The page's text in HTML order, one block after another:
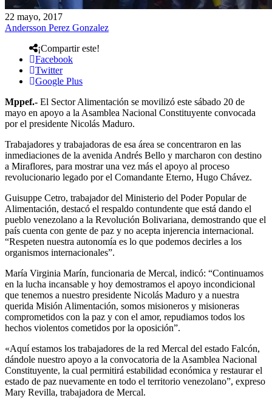
22 mayo, 2017
Andersson Perez Gonzalez
¡Compartir este!
Facebook
Twitter
Google Plus
Mppef.- El Sector Alimentación se movilizó este sábado 20 de
mayo en apoyo a la Asamblea Nacional Constituyente convocada
por el presidente Nicolás Maduro.
Trabajadores y trabajadoras de esa área se concentraron en las
inmediaciones de la avenida Andrés Bello y marcharon con destino
a Miraflores, para mostrar una vez más el apoyo al proceso
revolucionario legado por el Comandante Eterno, Hugo Chávez.
Guisuppe Cetro, trabajador del Ministerio del Poder Popular de
Alimentación, destacó el respaldo contundente que está dando el
pueblo venezolano a la Revolución Bolivariana, demostrando que el
país cuenta con gente de paz y no acepta injerencia internacional.
“Respeten nuestra autonomía es lo que podemos decirles a los
organismos internacionales”.
María Virginia Marín, funcionaria de Mercal, indicó: “Continuamos
en la lucha incansable y hoy demostramos el apoyo incondicional
que tenemos a nuestro presidente Nicolás Maduro y a nuestra
querida Misión Alimentación, somos misioneros y misioneras
comprometidos con la paz y con el amor, repudiamos todos los
hechos violentos cometidos por la oposición”.
«Aquí estamos los trabajadores de la red Mercal del estado Falcón,
dándole nuestro apoyo a la convocatoria de la Asamblea Nacional
Constituyente, la cual permitirá estabilidad económica y restaurar el
estado de paz nuevamente en todo el territorio venezolano”, expreso
Mary Revilla, trabajadora de Mercal.